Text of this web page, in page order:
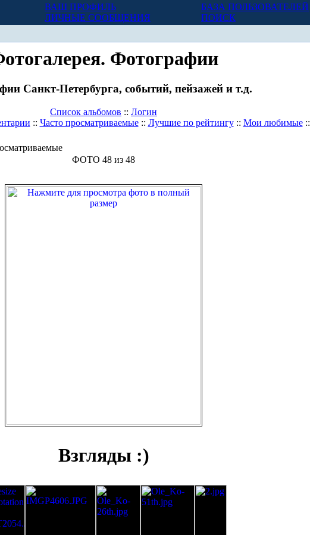
ВАШ ПРОФИЛЬ
ЛИЧНЫЕ СООБЩЕНИЯ
БАЗА ПОЛЬЗОВАТЕЛЕЙ
ПОИСК
Фотографии
Санкт-Петербурга, событий, пейзажей и т.д.
Список альбомов :: Логин
:: Часто просматриваемые:: Лучшие по рейтингу:: Мои любимые::
ФОТО 48 из 48
Взгляды :)